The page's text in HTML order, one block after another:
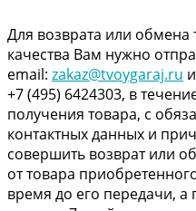
Для возврата или
качества Вам нужно
email: zakaz@tvoygaraj.ru
+7 (495) 6424303, в
получения товара, с
контактных данных и
совершить возврат или
от товара
время до его передачи, а